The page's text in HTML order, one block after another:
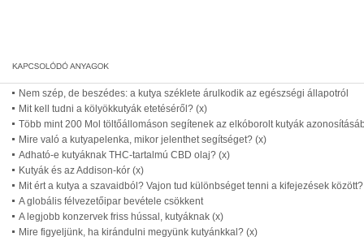
Nem szép, de beszédes: a kutya széklete árulkodik az egészségi állapotról
Mit kell tudni a kölyökkutyák etetéséről? (x)
Több mint 200 Mol töltőállomáson segítenek az elkóborolt kutyák
Mire való a kutyapelenka, mikor jelenthet segítséget? (x)
Adható-e kutyáknak THC-tartalmú CBD olaj? (x)
Kutyák és az Addison-kór (x)
Mit ért a kutya a szavaidból? Vajon tud különbséget tenni a kifejezések
A globális félvezetőipar bevétele csökkent
A legjobb konzervek friss hússal, kutyáknak (x)
Mire figyeljünk, ha kirándulni megyünk kutyánkkal? (x)